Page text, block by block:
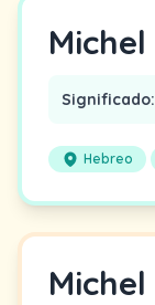
Michel
Significado:
Hebreo
Michel